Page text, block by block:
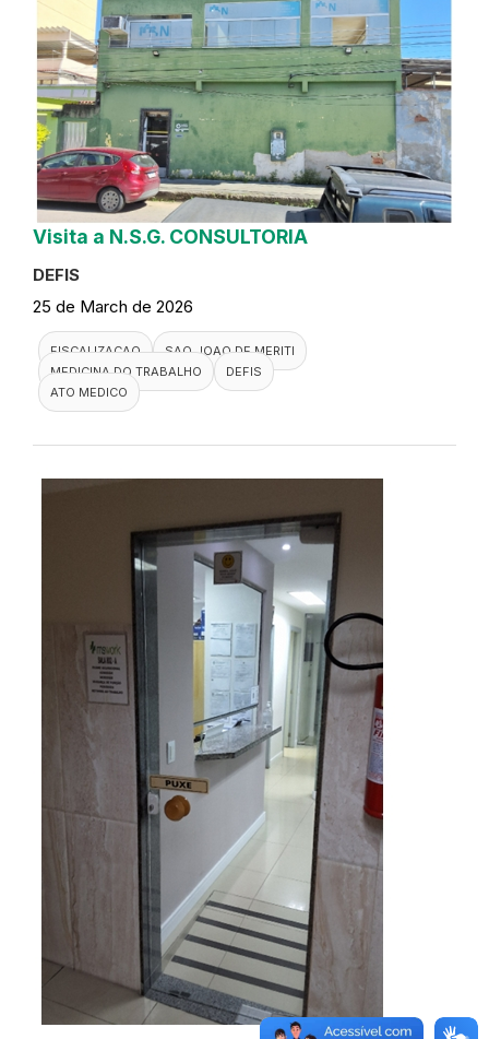
Visita a N.S.G. CONSULTORIA
DEFIS
25 de March de 2026
FISCALIZACAO
SAO JOAO DE MERITI
MEDICINA DO TRABALHO
DEFIS
ATO MEDICO